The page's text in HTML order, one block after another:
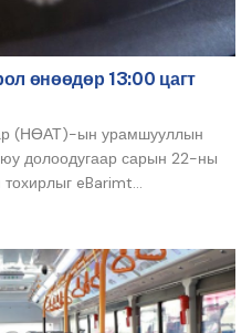
өнөөдөр 13:00 цагт
(НӨАТ)-ын урамшууллын
долоодугаар сарын 22-ны
eBarimt...